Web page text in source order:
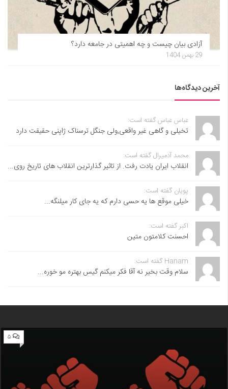
آزادی بیان چیست و چه اهمیتی در جامعه دارد؟
29 بهمن 1404
آخرین دیدگاه‌ها
عباس عباس گفته است:
تخیلی و گاهی غیر واقعی,ولی جنگل ترسناک ژاپنی حقیقت دارد
محمد آدمیرال گفته است:
انقلاب ایران یادت رفت. از تاثیر گذارترین انقلاب های تاریخ روی...
پویان گفته است:
خیلی موقع ها یه حسی دارم که یه جای کار میلنگه...
اکبر گفته است:
احسنت ‌کلامتون متین
Hanam گفته است:
سلام وقت بخیر نه آقا فکر میکنم گیس بهتره مو خوره...
۵